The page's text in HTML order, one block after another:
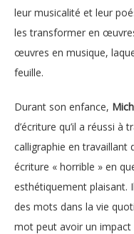
leur musicalité et leur
les transformer en
œuvres en musique,
feuille.
Durant son enfance,
d’écriture qu’il a réussi
calligraphie en travaillant
écriture « horrible » en
esthétiquement plaisant.
des mots dans la vie
mot peut avoir un impact